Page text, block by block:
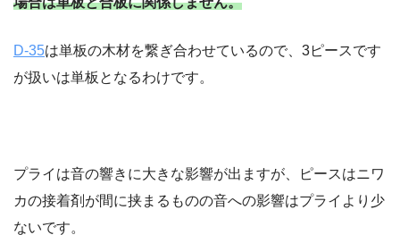
D-35は単板の木材を繋ぎ合わせているので、3ピースです
が扱いは単板となるわけです。
プライは音の響きに大きな影響が出ますが、ピースはニワ
カの接着剤が間に挟まるものの音への影響はプライより少
ないです。